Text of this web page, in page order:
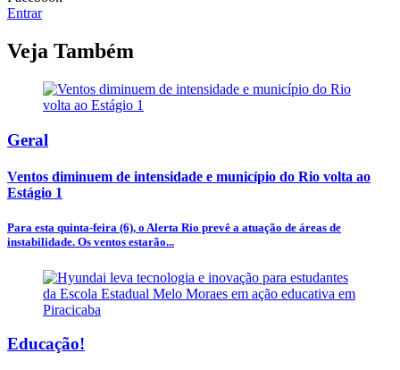
Entrar
Veja Também
Geral
Ventos diminuem de intensidade e município do Rio volta ao
Estágio 1
Para esta quinta-feira (6), o Alerta Rio prevê a atuação de áreas de
instabilidade. Os ventos estarão...
Educação!